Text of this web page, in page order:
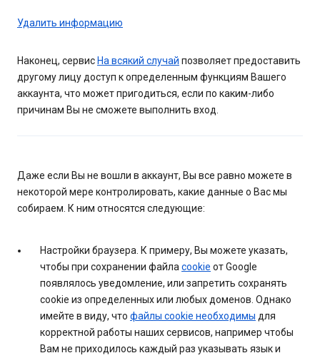
Удалить информацию
Наконец, сервис На всякий случай позволяет предоставить
другому лицу доступ к определенным функциям Вашего
аккаунта, что может пригодиться, если по каким-либо
причинам Вы не сможете выполнить вход.
Даже если Вы не вошли в аккаунт, Вы все равно можете в
некоторой мере контролировать, какие данные о Вас мы
собираем. К ним относятся следующие:
Настройки браузера. К примеру, Вы можете указать,
чтобы при сохранении файла cookie от Google
появлялось уведомление, или запретить сохранять
cookie из определенных или любых доменов. Однако
имейте в виду, что файлы cookie необходимы для
корректной работы наших сервисов, например чтобы
Вам не приходилось каждый раз указывать язык и